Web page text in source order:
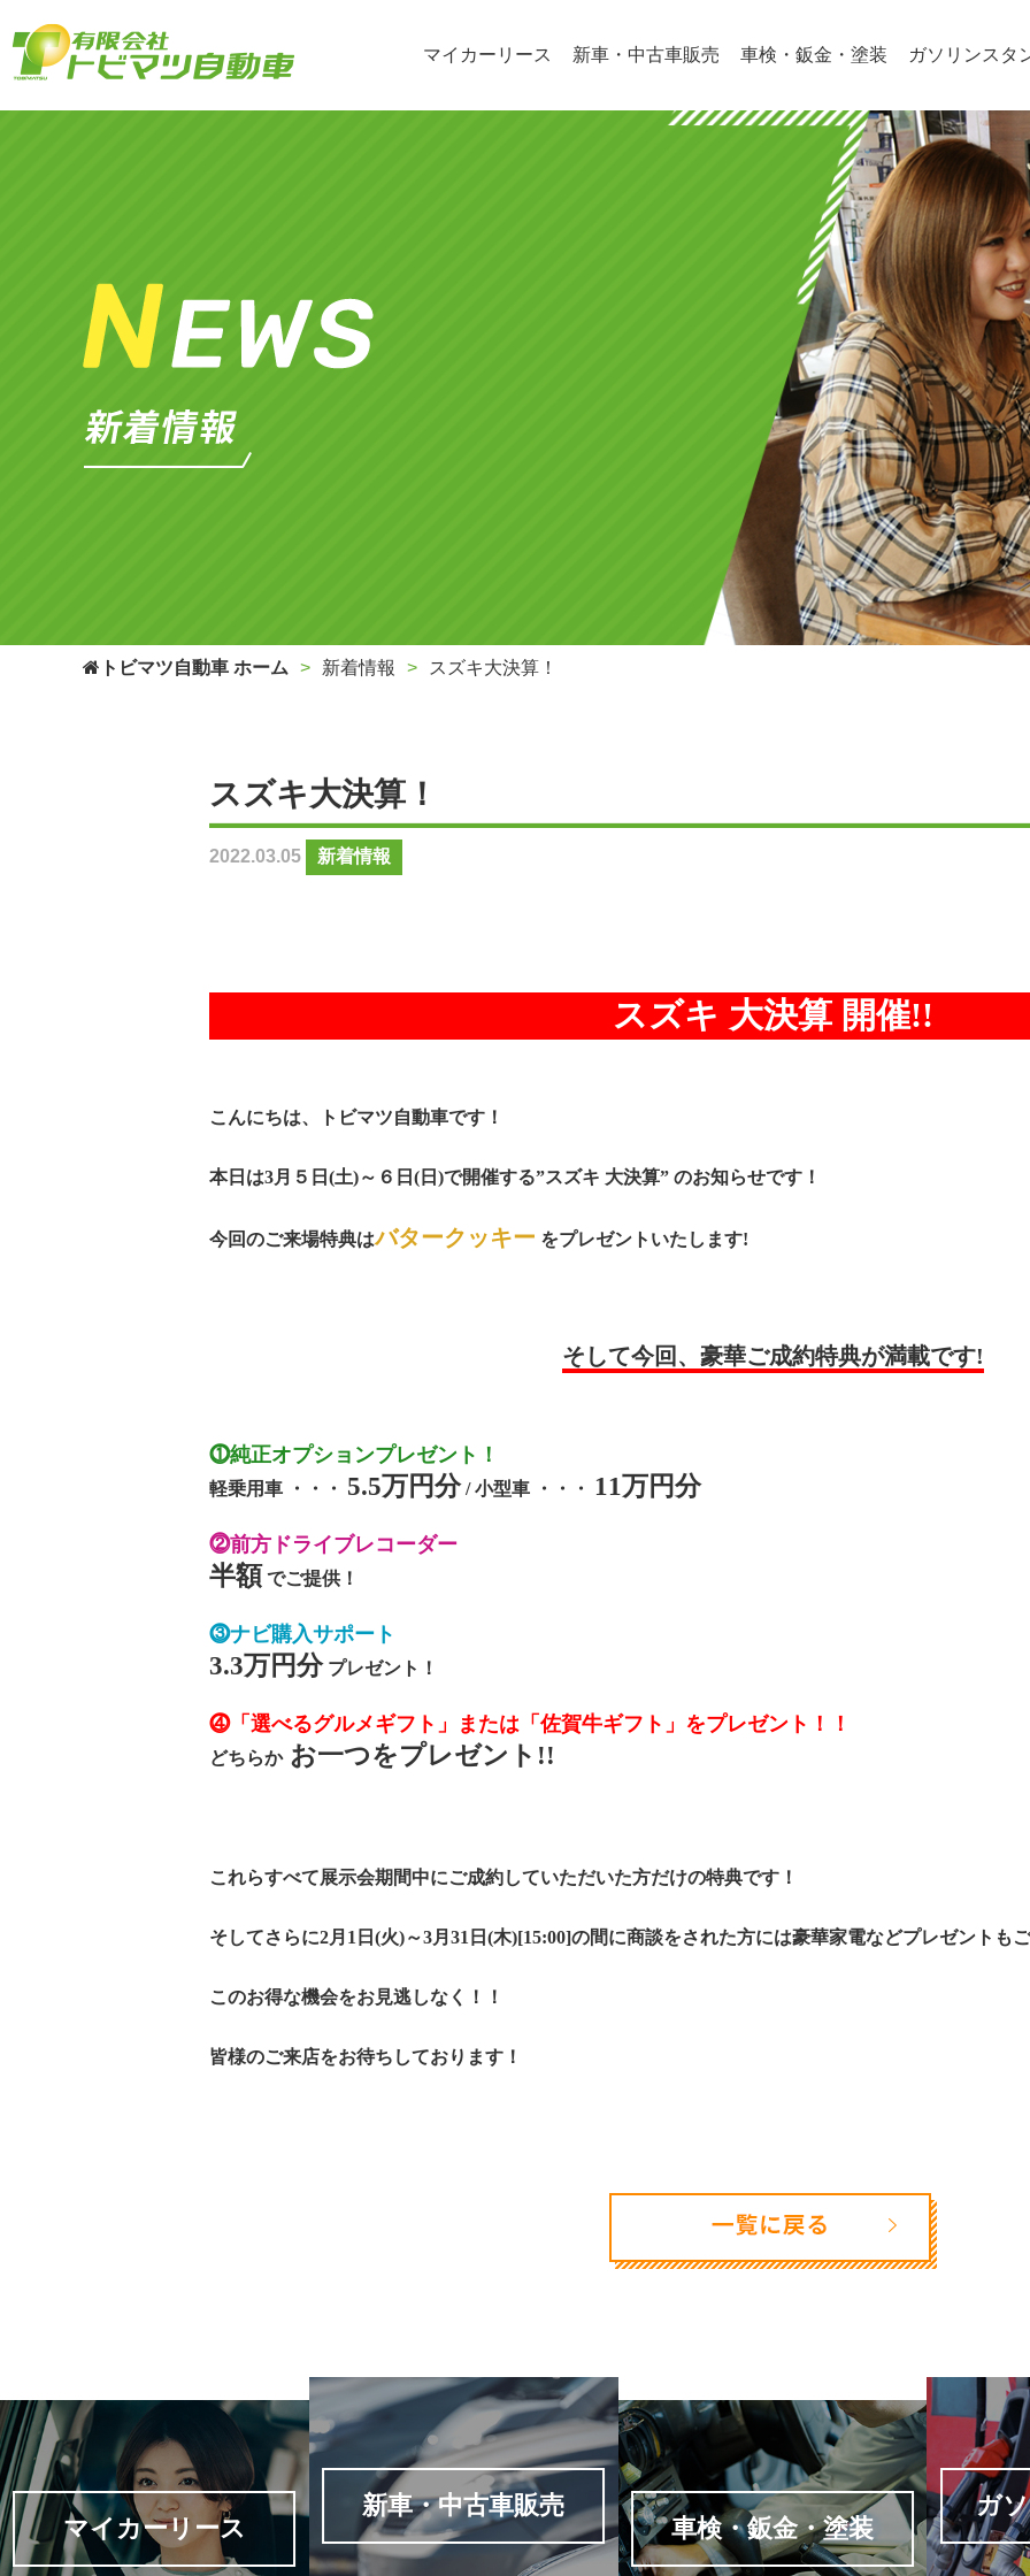
マイカーリース 新車・中古車販売 車検・鈑金・塗装 ガソリンスタ
トビマツ自動車 ホーム 新着情報 スズキ大決算！
スズキ大決算！
2022.03.05 新着情報
スズキ 大決算 開催!!
こんにちは、トビマツ自動車です！
本日は3月５日(土)～６日(日)で開催する”スズキ 大決算” のお知らせです！
今回のご来場特典はバタークッキー をプレゼントいたします!
そして今回、豪華ご成約特典が満載です!
⓵純正オプションプレゼント！
軽乗用車 ・・・ 5.5万円分/ 小型車 ・・・ 11万円分
⓶前方ドライブレコーダー
半額 でご提供！
⓷ナビ購入サポート
3.3万円分プレゼント！
⓸「選べるグルメギフト」または「佐賀牛ギフト」をプレゼント！！
どちらかお一つをプレゼント!!
これらすべて展示会期間中にご成約していただいた方だけの特典です！
そしてさらに2月1日(火)～3月31日(木)[15:00]の間に商談をされた方には豪華家電などプレゼントも
このお得な機会をお見逃しなく！！
皆様のご来店をお待ちしております！